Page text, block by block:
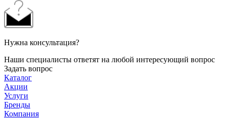
Нужна консультация?
Наши специалисты ответят на любой интересующий вопрос
Задать вопрос
Каталог
Акции
Услуги
Бренды
Компания